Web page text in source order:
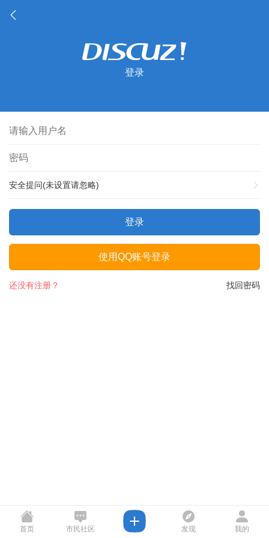
登录
安全提问(未设置请忽略)
登录
使用QQ账号登录
找回密码
还没有注册？
首页 市民社区 发现 我的